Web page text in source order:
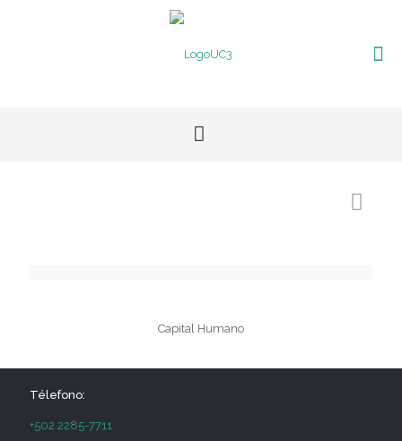
Capital Humano
Télefono:
+502 2285-7711